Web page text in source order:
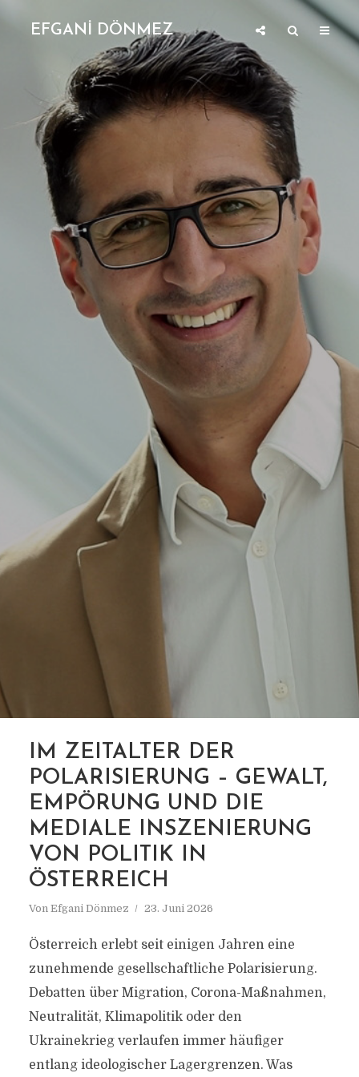
EFGANİ DÖNMEZ
MARKIERUNG
POLARISIERUNG
IM ZEITALTER DER
POLARISIERUNG – GEWALT,
EMPÖRUNG UND DIE
MEDIALE INSZENIERUNG
VON POLITIK IN
ÖSTERREICH
Von Efgani Dönmez 23. Juni 2026
Österreich erlebt seit einigen Jahren eine
zunehmende gesellschaftliche Polarisierung.
Debatten über Migration, Corona-Maßnahmen,
Neutralität, Klimapolitik oder den
Ukrainekrieg verlaufen immer häufiger
entlang ideologischer Lagergrenzen. Was